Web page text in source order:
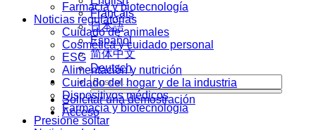
Français
日本語
Español
简体中文
Deutsch
Solicitar una demostración
Acceso
Farmacia y biotecnología
Noticias regulatorias
Cuidado de animales
Cosmética y cuidado personal
ESG
Alimentación y nutrición
Cuidado del hogar y de la industria
Dispositivos médicos
Farmacia y biotecnología
Presione soltar